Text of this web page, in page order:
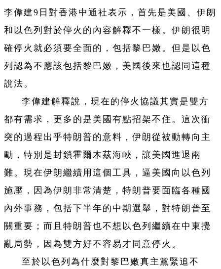
李偉建9日對香港中通社表示，首先是美國、伊朗
和以色列對於停火的內容解釋不一樣。伊朗很明
確停火就必須要全面的，包括黎巴嫩。但是以色
列認為不應該包括黎巴嫩，美國後來也認同這種
說法。
李偉建解釋說，現在的停火協議其實是雙方
都有需求，更多的是美國有點招架不住。這次衝
突的過程出乎特朗普的意料，伊朗從被動轉向主
動，特別是封鎖霍爾木茲海峽，讓美國進退兩
難。現在伊朗繼續用這個工具，逼美國向以色列
施壓，因為伊朗非常清楚，特朗普要面臨各種國
內外事務，包括下半年的中期選舉，對特朗普至
關重要；而且特朗普也不想以色列繼續在中東攪
亂局勢，因為雙方好不容易才同意停火。
至於以色列為什麼對黎巴嫩真主黨緊追不